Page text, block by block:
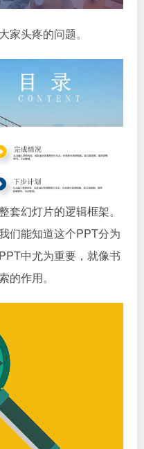
家头疼的问题。
套幻灯片的逻辑框架。
们能知道这个PPT分为
中尤为重要，就像书
的作用。